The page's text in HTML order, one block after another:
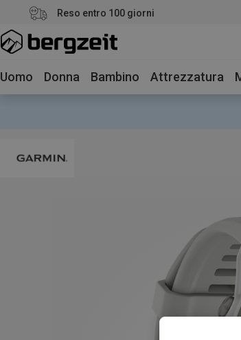
Reso entro 100 giorni
Uomo Donna Bambino Attrezzatura